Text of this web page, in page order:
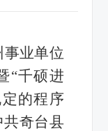
事业单位
“千硕进
的程序
奇台县